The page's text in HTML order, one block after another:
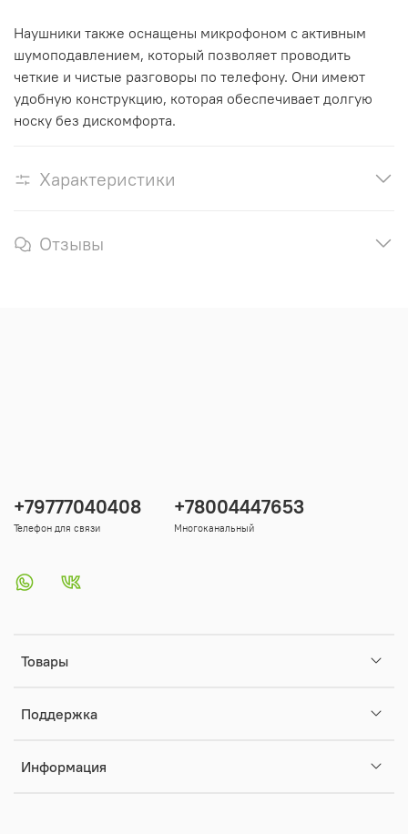
Наушники также оснащены микрофоном с активным
шумоподавлением, который позволяет проводить
четкие и чистые разговоры по телефону. Они имеют
удобную конструкцию, которая обеспечивает долгую
носку без дискомфорта.
Характеристики
Отзывы
Товары
Поддержка
Информация
+79777040408
Телефон для связи
+78004447653
Многоканальный